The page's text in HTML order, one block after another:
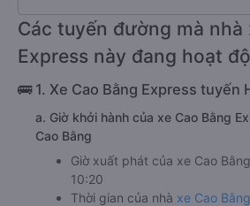
Các tuyến đường mà nhà
Express này đang hoạt
🚌 1. Xe Cao Bằng Express tuyến
a. Giờ khởi hành của xe Cao Bằng
Cao Bằng
Giờ xuất phát của xe Cao
10:20
Thời gian của nhà xe Cao